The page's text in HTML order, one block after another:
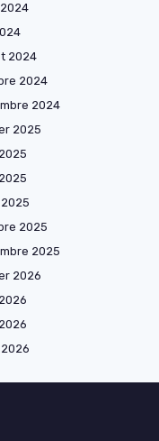
2024
2024
2024
2025
2025
2025
2026